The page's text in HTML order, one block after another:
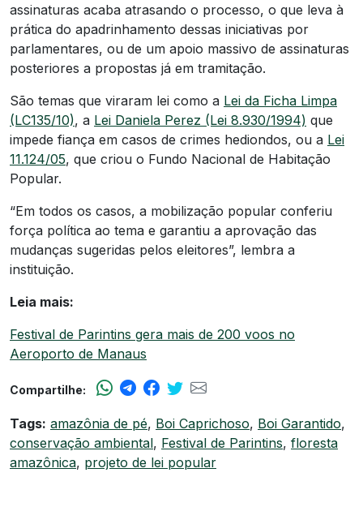
assinaturas acaba atrasando o processo, o que leva à
prática do apadrinhamento dessas iniciativas por
parlamentares, ou de um apoio massivo de assinaturas
posteriores a propostas já em tramitação.
São temas que viraram lei como a Lei da Ficha Limpa
(LC135/10), a Lei Daniela Perez (Lei 8.930/1994) que
impede fiança em casos de crimes hediondos, ou a Lei
11.124/05, que criou o Fundo Nacional de Habitação
Popular.
“Em todos os casos, a mobilização popular conferiu
força política ao tema e garantiu a aprovação das
mudanças sugeridas pelos eleitores”, lembra a
instituição.
Leia mais:
Festival de Parintins gera mais de 200 voos no
Aeroporto de Manaus
Compartilhe:
Tags: amazônia de pé, Boi Caprichoso, Boi Garantido,
conservação ambiental, Festival de Parintins, floresta
amazônica, projeto de lei popular